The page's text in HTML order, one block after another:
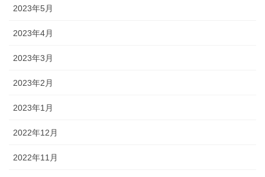
2023年5月
2023年4月
2023年3月
2023年2月
2023年1月
2022年12月
2022年11月